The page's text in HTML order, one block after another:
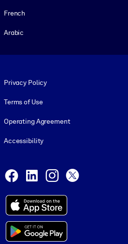
French
Arabic
Privacy Policy
Terms of Use
Operating Agreement
Accessibility
Facebook
LinkedInInstagram